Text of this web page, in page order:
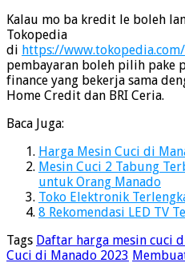
Kalau mo ba kredit le boleh
Tokopedia
di https://
pembayaran boleh pilih pake
finance yang bekerja sama
Home Credit dan BRI Ceria.
Baca Juga:
Harga Mesin Cuci di
Mesin Cuci 2 Tabung
untuk Orang Manado
Toko Elektronik
8 Rekomendasi LED TV
Tags Daftar harga mesin cuci
Cuci di Manado 2023